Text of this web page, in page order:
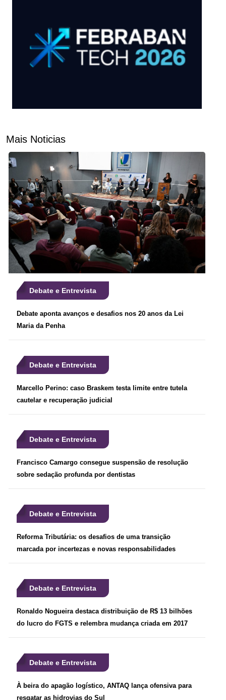
Mais Noticias
Debate e Entrevista
Debate aponta avanços e desafios nos 20 anos da Lei
Maria da Penha
Debate e Entrevista
Marcello Perino: caso Braskem testa limite entre tutela
cautelar e recuperação judicial
Debate e Entrevista
Francisco Camargo consegue suspensão de resolução
sobre sedação profunda por dentistas
Debate e Entrevista
Reforma Tributária: os desafios de uma transição
marcada por incertezas e novas responsabilidades
Debate e Entrevista
Ronaldo Nogueira destaca distribuição de R$ 13 bilhões
do lucro do FGTS e relembra mudança criada em 2017
Debate e Entrevista
À beira do apagão logístico, ANTAQ lança ofensiva para
resgatar as hidrovias do Sul